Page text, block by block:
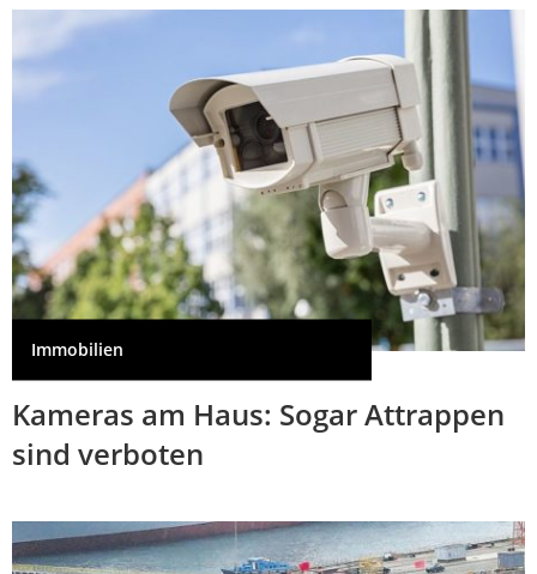
Immobilien
Kameras am Haus: Sogar Attrappen
sind verboten